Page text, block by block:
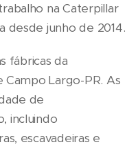
na Caterpillar
desde junho de 2014.
fábricas da
Campo Largo-PR. As
de
incluindo
escavadeiras e